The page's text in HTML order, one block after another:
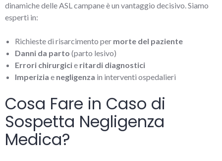
dinamiche delle ASL campane è un vantaggio decisivo. Siamo
esperti in:
Richieste di risarcimento per morte del paziente
Danni da parto (parto lesivo)
Errori chirurgicie ritardi diagnostici
Imperizia e negligenza in interventi ospedalieri
Cosa Fare in Caso di
Sospetta Negligenza
Medica?